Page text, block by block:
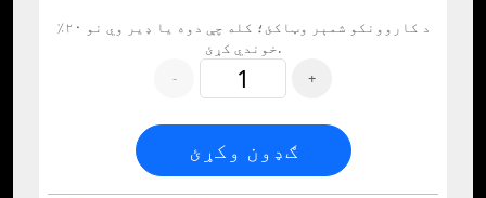
د کاروونکو شمېر وټاکئ؛ کله چې دوه یا ډیر وي نو ۲۰٪
خوندي کړئ.
-
+
ګډون وکړئ